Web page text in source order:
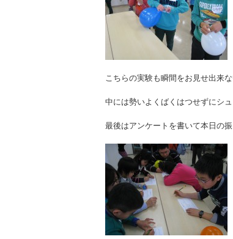
こちらの実験も瞬間をお見せ出来
中には勢いよくばくはつせずにシ
最後はアンケートを書いて本日の